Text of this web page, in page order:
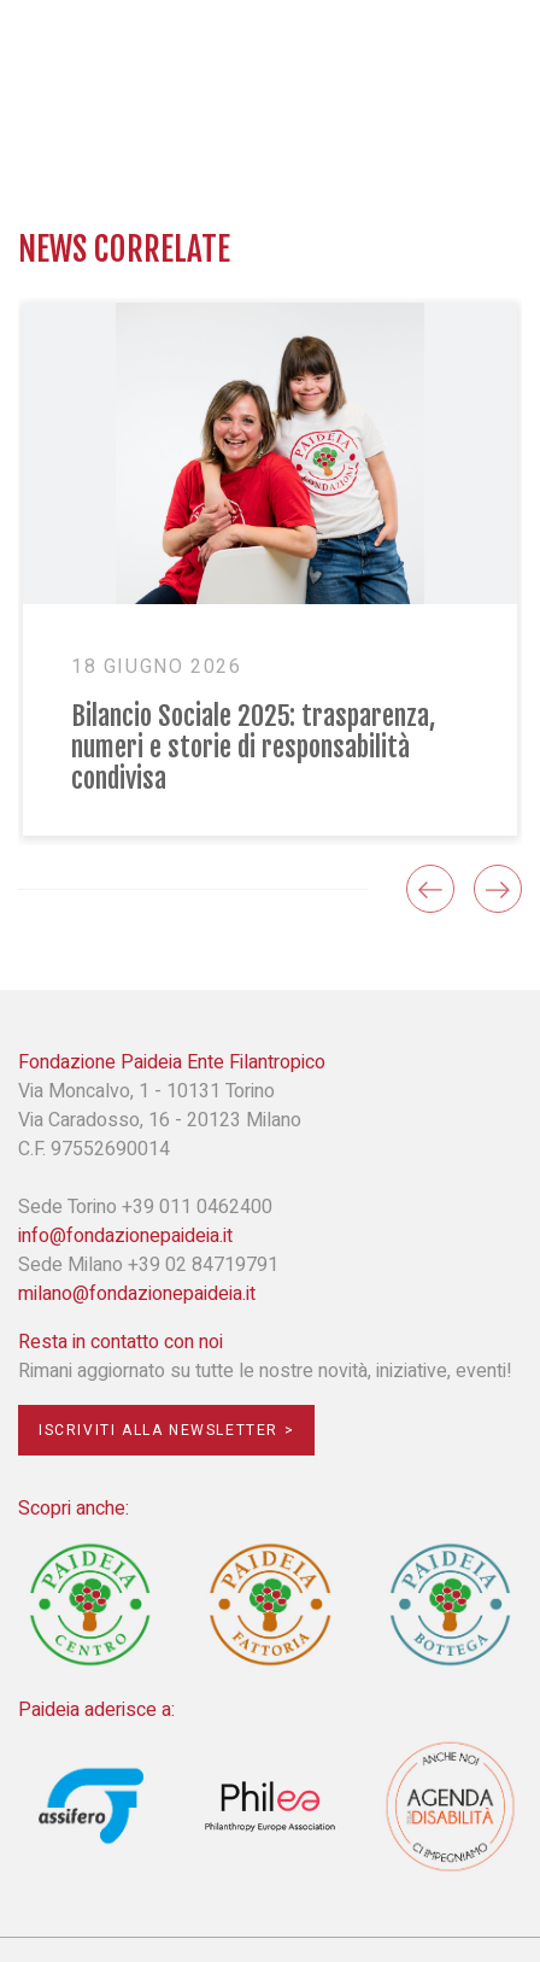
NEWS CORRELATE
18 GIUGNO 2026
Bilancio Sociale 2025: trasparenza,
numeri e storie di responsabilità
condivisa
Fondazione Paideia Ente Filantropico
Via Moncalvo, 1 - 10131 Torino
Via Caradosso, 16 - 20123 Milano
C.F. 97552690014
Sede Torino +39 011 0462400
info@fondazionepaideia.it
Sede Milano +39 02 84719791
milano@fondazionepaideia.it
Resta in contatto con noi
Rimani aggiornato su tutte le nostre novità, iniziative, eventi!
ISCRIVITI ALLA NEWSLETTER >
Scopri anche:
Paideia aderisce a: